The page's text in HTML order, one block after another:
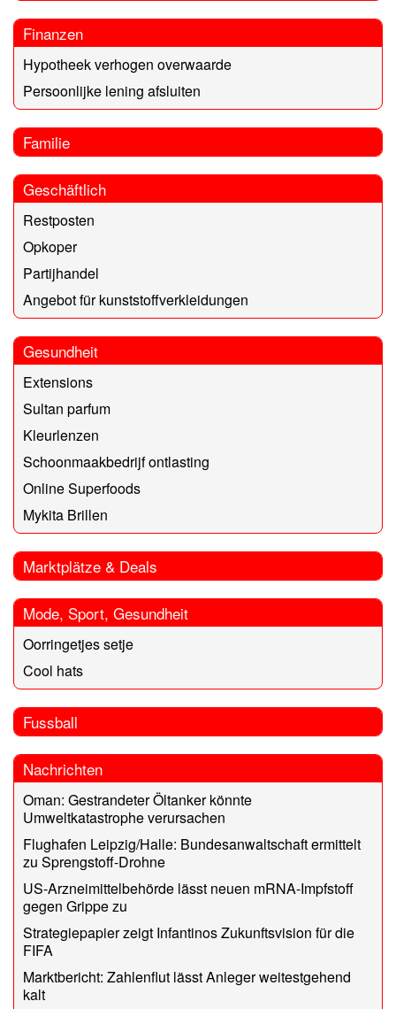
Finanzen
Hypotheek verhogen overwaarde
Persoonlijke lening afsluiten
Familie
Geschäftlich
Restposten
Opkoper
Partijhandel
Angebot für kunststoffverkleidungen
Gesundheit
Extensions
Sultan parfum
Kleurlenzen
Schoonmaakbedrijf ontlasting
Online Superfoods
Mykita Brillen
Marktplätze & Deals
Mode, Sport, Gesundheit
Oorringetjes setje
Cool hats
Fussball
Nachrichten
Oman: Gestrandeter Öltanker könnte
Umweltkatastrophe verursachen
Flughafen Leipzig/Halle: Bundesanwaltschaft ermittelt
zu Sprengstoff-Drohne
US-Arzneimittelbehörde lässt neuen mRNA-Impfstoff
gegen Grippe zu
Strategiepapier zeigt Infantinos Zukunftsvision für die
FIFA
Marktbericht: Zahlenflut lässt Anleger weitestgehend
kalt